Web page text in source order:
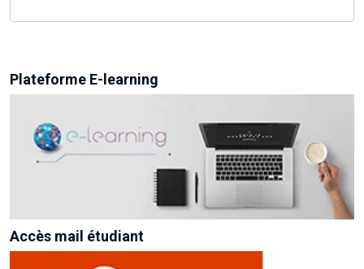
Plateforme E-learning
Accès mail étudiant